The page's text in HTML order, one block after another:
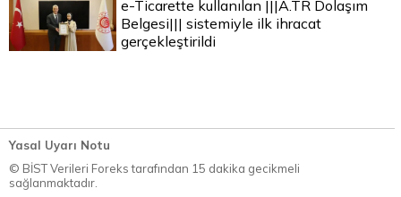
e-Ticarette kullanılan |||A.TR Dolaşım
Belgesi||| sistemiyle ilk ihracat
gerçekleştirildi
Yasal Uyarı Notu
© BİST Verileri Foreks tarafından 15 dakika gecikmeli
sağlanmaktadır.